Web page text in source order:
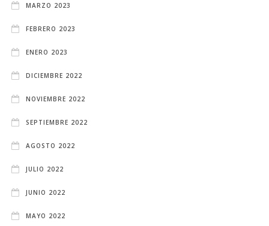
MARZO 2023
FEBRERO 2023
ENERO 2023
DICIEMBRE 2022
NOVIEMBRE 2022
SEPTIEMBRE 2022
AGOSTO 2022
JULIO 2022
JUNIO 2022
MAYO 2022